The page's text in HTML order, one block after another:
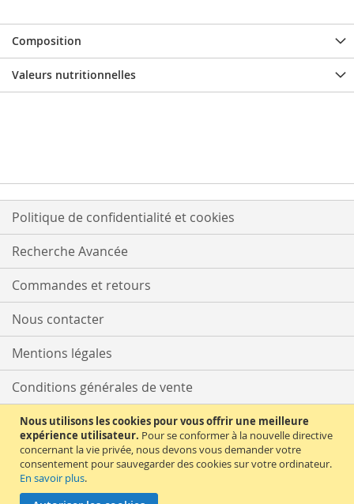
Nous utilisons les cookies pour vous offrir une meilleure
expérience utilisateur. Pour se conformer à la nouvelle directive
concernant la vie privée, nous devons vous demander votre
consentement pour sauvegarder des cookies sur votre ordinateur.
En savoir plus.
Composition
Valeurs nutritionnelles
Politique de confidentialité et cookies
Recherche Avancée
Commandes et retours
Nous contacter
Mentions légales
Conditions générales de vente
Délais et tarifs de livraison
Moyens de paiement
Supérette Allemande est un site LANEXXO SARL – 400 Av. Roumanille –
BP309 – 06906 Sophia-Antipolis CEDEX – tél. +33 (0)489814373 –